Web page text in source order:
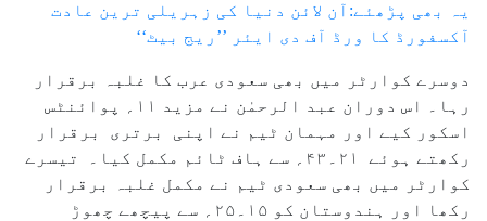
یہ بھی پڑھئے:آن لائن دنیا کی زہریلی ترین عادت
آکسفورڈ کا ورڈ آف دی ایئر ’’ریج بیٹ‘‘
دوسرے کوارٹر میں بھی سعودی عرب کا غلبہ برقرار
رہا۔ اس دوران عبد الرحمٰن نے مزید ۱۱؍ پوائنٹس
اسکور کیے اور مہمان ٹیم نے اپنی برتری برقرار
رکھتے ہوئے ۲۱۔۴۳؍ سے ہاف ٹائم مکمل کیا۔ تیسرے
کوارٹر میں بھی سعودی ٹیم نے مکمل غلبہ برقرار
رکھا اور ہندوستان کو ۱۵۔۲۵؍ سے پیچھے چھوڑ